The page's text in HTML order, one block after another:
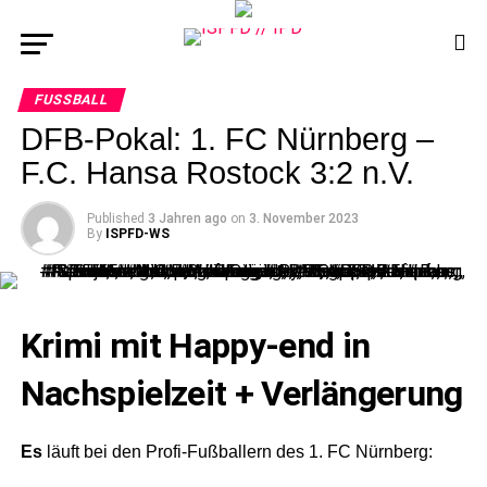
FUSSBALL
DFB-Pokal: 1. FC Nürnberg –
F.C. Hansa Rostock 3:2 n.V.
Published 3 Jahren ago on 3. November 2023
By ISPFD-WS
Krimi mit Happy-end in
Nachspielzeit + Verlängerung
Esläuft bei den Profi-Fußballern des 1. FC Nürnberg: